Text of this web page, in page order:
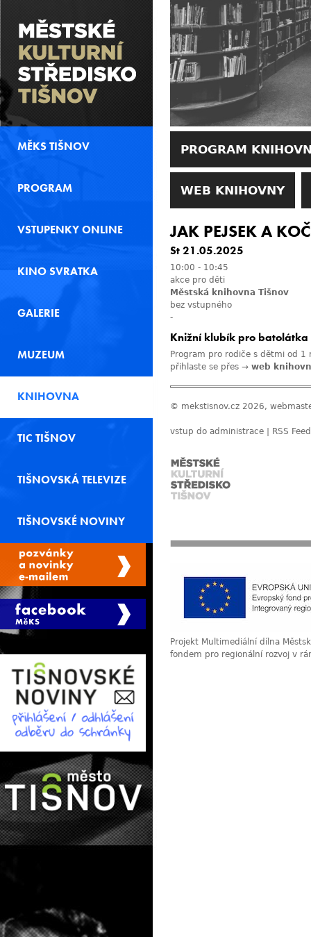
PROGRAM
WEB KNIHOVNY
JAK PEJSEK A
St 21.05.2025
10:00 - 10:45
akce pro děti
Městská knihovna Tišnov
bez vstupného
-
Knižní klubík pro batolátka
Program pro rodiče s dětmi od
přihlaste se přes → web
© mekstisnov.cz 2026,
vstup do administrace RSS Feed
Projekt Multimediální dílna
fondem pro regionální rozvoj v
MĚKS TIŠNOV
PROGRAM
VSTUPENKY ONLINE
KINO SVRATKA
GALERIE
MUZEUM
KNIHOVNA
TIC TIŠNOV
TIŠNOVSKÁ TELEVIZE
TIŠNOVSKÉ NOVINY